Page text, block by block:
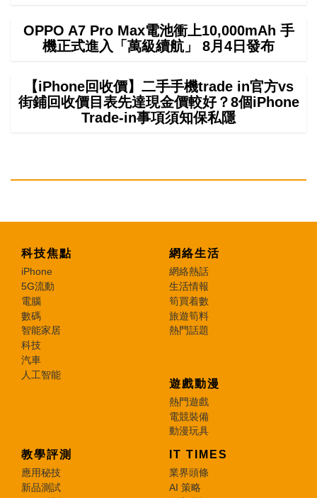
OPPO A7 Pro Max電池衝上10,000mAh 手
機正式進入「萬級續航」 8月4日發布
【iPhone回收價】二手手機trade in官方vs
街鋪回收價目表先達現金價較好？8個iPhone
Trade-in事項須知保私隱
科技焦點
iPhone
5G流動
電腦
數碼
智能家居
科技
汽車
人工智能
網絡生活
網絡熱話
生活情報
筍買着數
旅遊筍料
熱門話題
遊戲動漫
熱門遊戲
電競裝備
動漫玩具
教學評測
應用秘技
新品測試
IT TIMES
業界頭條
AI 策略